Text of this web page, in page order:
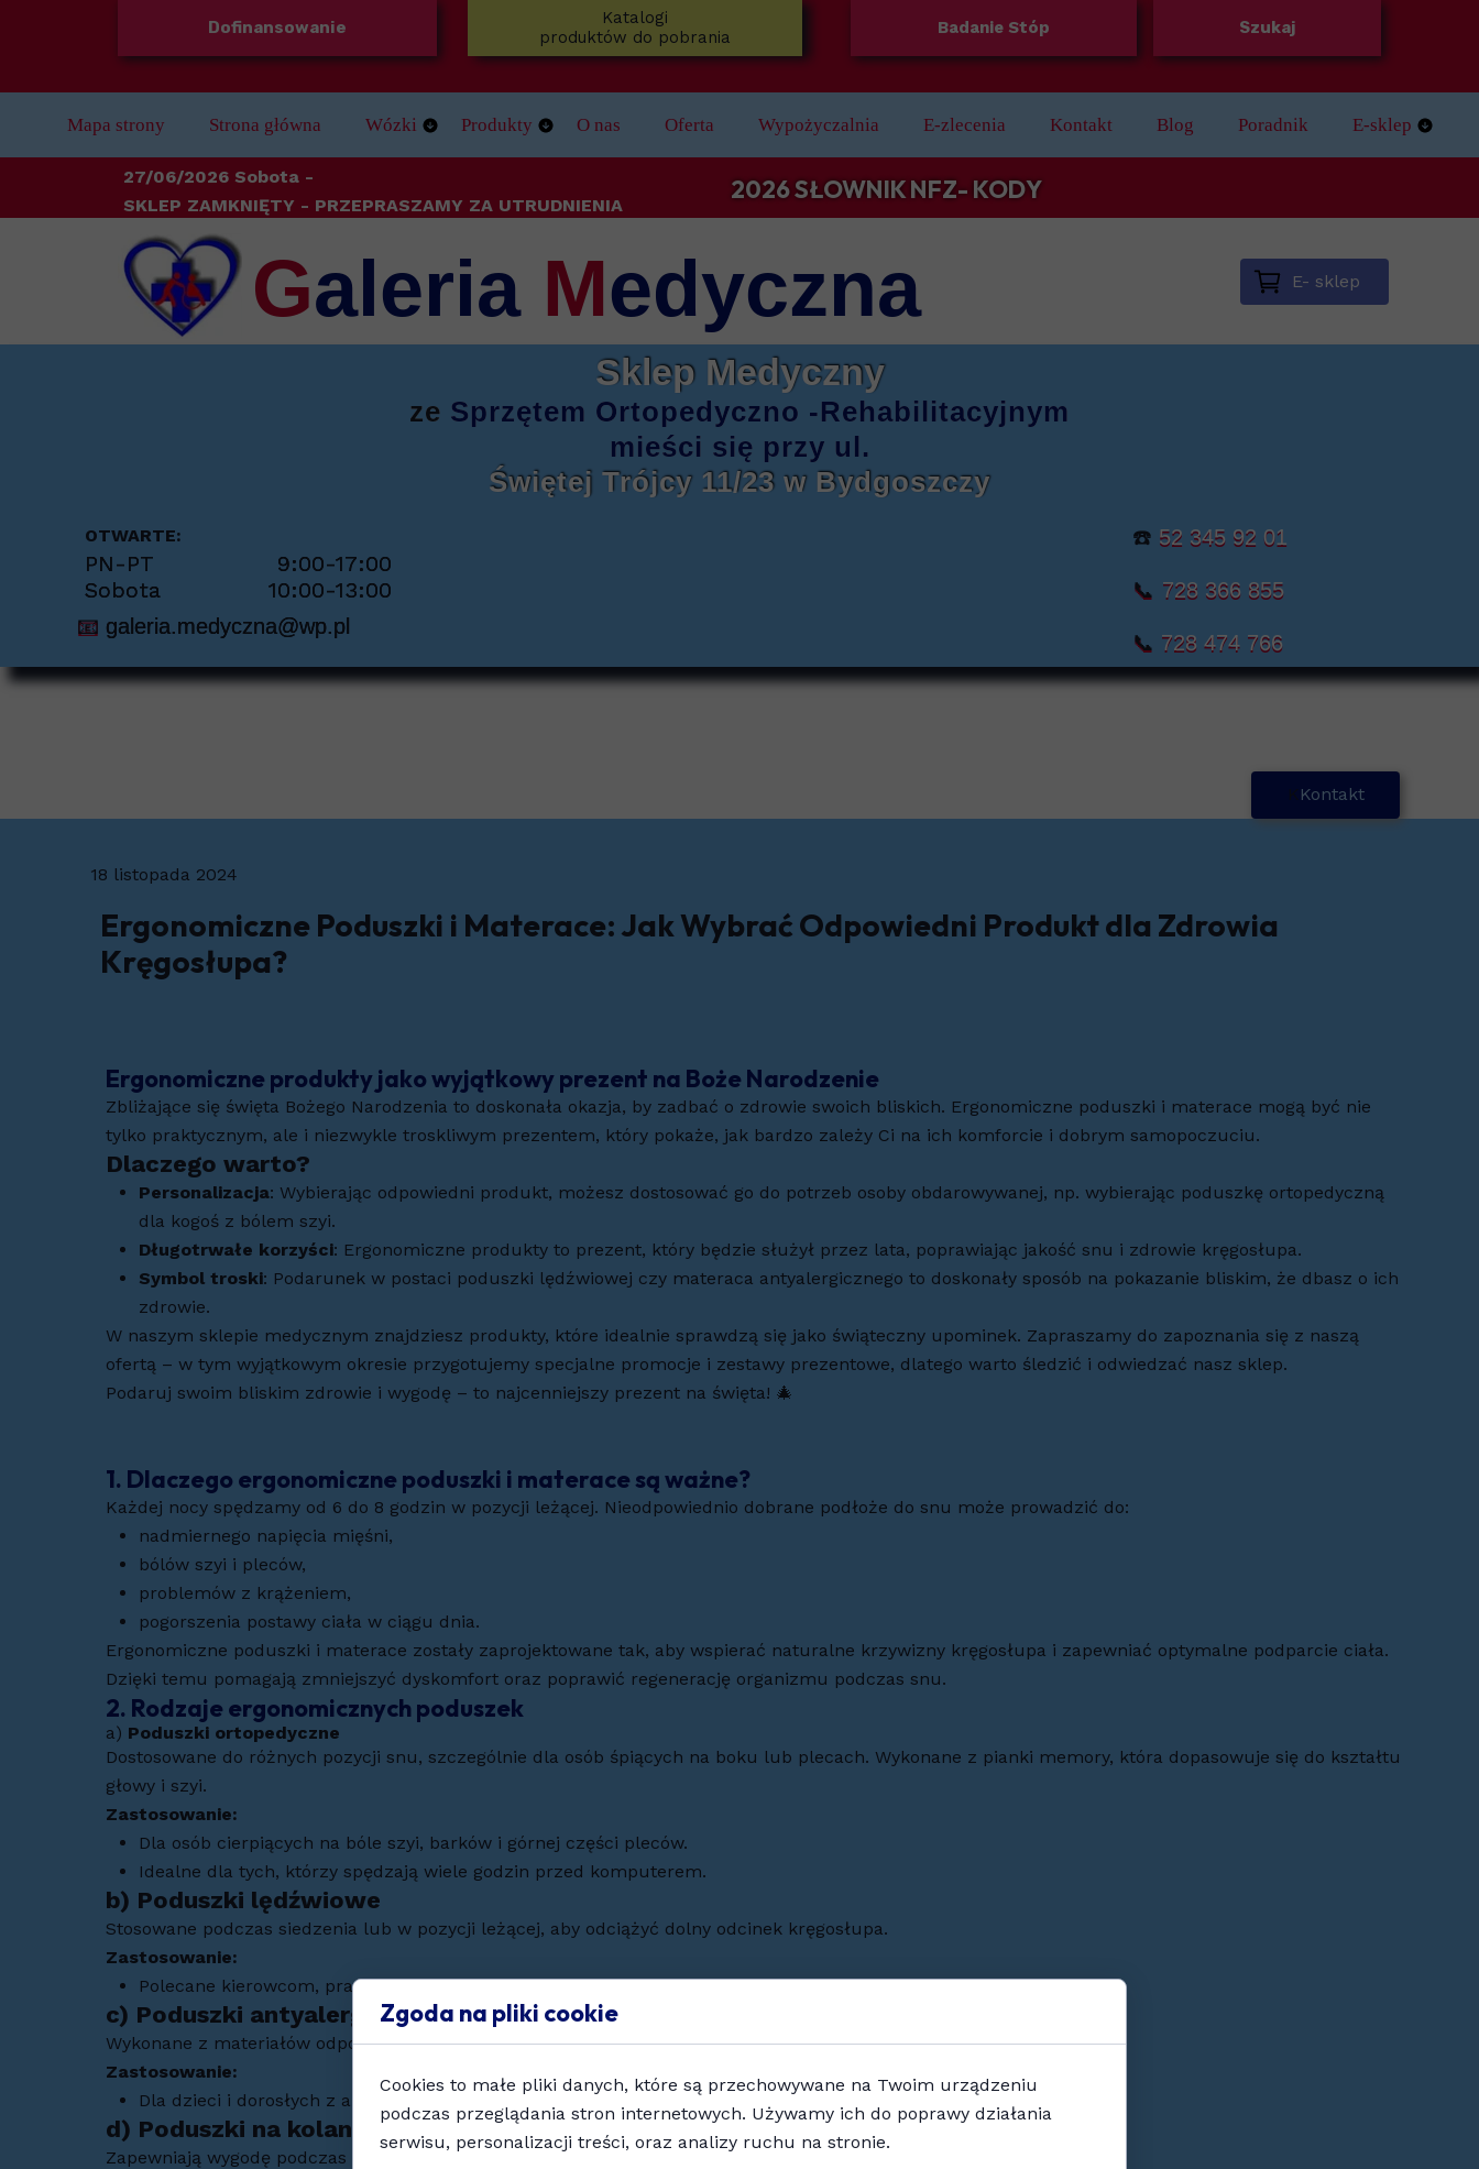
📧 galeria.medyczna@wp.pl
Kontakt
27/06/2026 Sobota -
SKLEP ZAMKNIĘTY - PRZEPRASZAMY ZA UTRUDNIENIA
☎️ 52 345 92 01
📞 728 366 855
📞 728 474 766
OTWARTE:
PN-PT 9:00-17:00
Sobota 10:00-13:00
Galeria Medyczna
Mapa strony Strona główna Wózki
Wózki Stabilizujące
Wózki inwalidzkie ze stopów lekkich/ do aktywnej rehabilitacji
Produkty
Dla Nóg
Kule i laski inwalidzkie
Odzież Medyczna
Ortezy
Protezy Piersi
O nas Oferta Wypożyczalnia E-zlecenia Kontakt Blog Poradnik E-sklep
Sklep Medyczny
ze Sprzętem Ortopedyczno -Rehabilitacyjnym
mieści się przy ul.
Świętej Trójcy 11/23 w Bydgoszczy
E- sklep
Katalogi
produktów do pobrania
2026 SŁOWNIK NFZ- KODY
Badanie Stóp Szukaj
Dofinansowanie
18 listopada 2024
Ergonomiczne Poduszki i Materace: Jak Wybrać Odpowiedni Produkt dla Zdrowia
Kręgosłupa?
Ergonomiczne produkty jako wyjątkowy prezent na Boże Narodzenie
Zbliżające się święta Bożego Narodzenia to doskonała okazja, by zadbać o zdrowie swoich bliskich. Ergonomiczne poduszki i materace mogą być nie
tylko praktycznym, ale i niezwykle troskliwym prezentem, który pokaże, jak bardzo zależy Ci na ich komforcie i dobrym samopoczuciu.
Dlaczego warto?
Personalizacja: Wybierając odpowiedni produkt, możesz dostosować go do potrzeb osoby obdarowywanej, np. wybierając poduszkę ortopedyczną
dla kogoś z bólem szyi.
Długotrwałe korzyści: Ergonomiczne produkty to prezent, który będzie służył przez lata, poprawiając jakość snu i zdrowie kręgosłupa.
Symbol troski: Podarunek w postaci poduszki lędźwiowej czy materaca antyalergicznego to doskonały sposób na pokazanie bliskim, że dbasz o ich
zdrowie.
W naszym sklepie medycznym znajdziesz produkty, które idealnie sprawdzą się jako świąteczny upominek. Zapraszamy do zapoznania się z naszą
ofertą – w tym wyjątkowym okresie przygotujemy specjalne promocje i zestawy prezentowe, dlatego warto śledzić i odwiedzać nasz sklep.
Podaruj swoim bliskim zdrowie i wygodę – to najcenniejszy prezent na święta! 🎄
1. Dlaczego ergonomiczne poduszki i materace są ważne?
Każdej nocy spędzamy od 6 do 8 godzin w pozycji leżącej. Nieodpowiednio dobrane podłoże do snu może prowadzić do:
nadmiernego napięcia mięśni,
bólów szyi i pleców,
problemów z krążeniem,
pogorszenia postawy ciała w ciągu dnia.
Ergonomiczne poduszki i materace zostały zaprojektowane tak, aby wspierać naturalne krzywizny kręgosłupa i zapewniać optymalne podparcie ciała.
Dzięki temu pomagają zmniejszyć dyskomfort oraz poprawić regenerację organizmu podczas snu.
2. Rodzaje ergonomicznych poduszek
a) Poduszki ortopedyczne
Dostosowane do różnych pozycji snu, szczególnie dla osób śpiących na boku lub plecach. Wykonane z pianki memory, która dopasowuje się do kształtu
głowy i szyi.
Zastosowanie:
Dla osób cierpiących na bóle szyi, barków i górnej części pleców.
Idealne dla tych, którzy spędzają wiele godzin przed komputerem.
b) Poduszki lędźwiowe
Stosowane podczas siedzenia lub w pozycji leżącej, aby odciążyć dolny odcinek kręgosłupa.
Zastosowanie:
Polecane kierowcom, pracownikom biurowym i osobom z bólami dolnej części pleców.
c) Poduszki antyalergiczne
Wykonane z materiałów odpornych na rozwój roztoczy i alergenów. Są przyjazne dla osób z astmą i alergiami.
Zastosowanie:
Dla dzieci i dorosłych z alergiami na kurz lub pierze.
d) Poduszki na kolana i między nogi
Zapewniają wygodę podczas snu na boku, stabilizując miednicę i zmniejszając napięcie w dolnym odcinku kręgosłupa.
Zgoda na pliki cookie
Cookies to małe pliki danych, które są przechowywane na Twoim urządzeniu
podczas przeglądania stron internetowych. Używamy ich do poprawy działania
serwisu, personalizacji treści, oraz analizy ruchu na stronie.